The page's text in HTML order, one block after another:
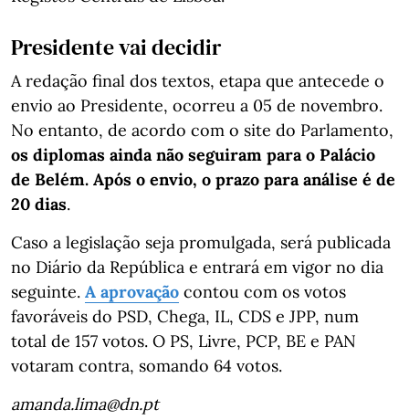
Presidente vai decidir
A redação final dos textos, etapa que antecede o
envio ao Presidente, ocorreu a 05 de novembro.
No entanto, de acordo com o site do Parlamento,
os diplomas ainda não seguiram para o Palácio
de Belém. Após o envio, o prazo para análise é de
20 dias.
Caso a legislação seja promulgada, será publicada
no Diário da República e entrará em vigor no dia
seguinte. A aprovação contou com os votos
favoráveis do PSD, Chega, IL, CDS e JPP, num
total de 157 votos. O PS, Livre, PCP, BE e PAN
votaram contra, somando 64 votos.
amanda.lima@dn.pt